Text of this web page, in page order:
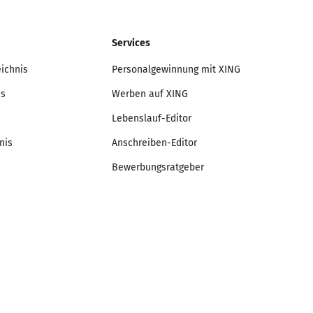
Services
Personalgewinnung mit XING
Werben auf XING
Lebenslauf-Editor
Anschreiben-Editor
Bewerbungsratgeber